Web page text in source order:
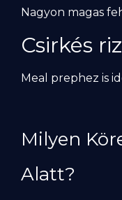
Nagyon magas
Csirkés
Meal prephez is
Milyen
Alatt?